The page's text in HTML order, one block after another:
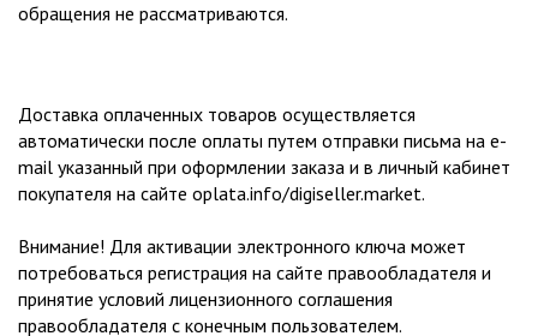
обращения не рассматриваются.
Доставка оплаченных товаров осуществляется
автоматически после оплаты путем отправки письма на e-
mail указанный при оформлении заказа и в личный кабинет
покупателя на сайте oplata.info/digiseller.market.
Внимание! Для активации электронного ключа может
потребоваться регистрация на сайте правообладателя и
принятие условий лицензионного соглашения
правообладателя с конечным пользователем.